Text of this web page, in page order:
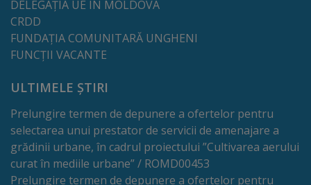
Consultări
publice
Achiziții
publice
Rezultate/Atribuiri
Planuri/
DELEGAȚIA UE IN MOLDOVA
CRDD
FUNDAȚIA COMUNITARĂ UNGHENI
FUNCȚII VACANTE
ULTIMELE ȘTIRI
Prelungire termen de depunere a ofertelor pentru
selectarea unui prestator de servicii de amenajare a
grădinii urbane, în cadrul proiectului ”Cultivarea aerului
curat în mediile urbane” / ROMD00453
Prelungire termen de depunere a ofertelor pentru